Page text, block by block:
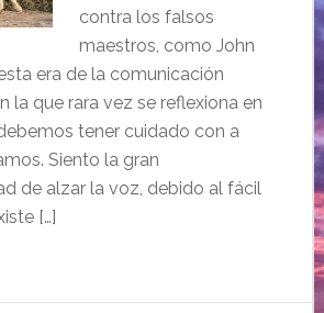
contra los falsos
maestros, como John
era de la comunicación
la que rara vez se reflexiona en
tener cuidado con a
Siento la gran
de alzar la voz, debido al fácil
[…]